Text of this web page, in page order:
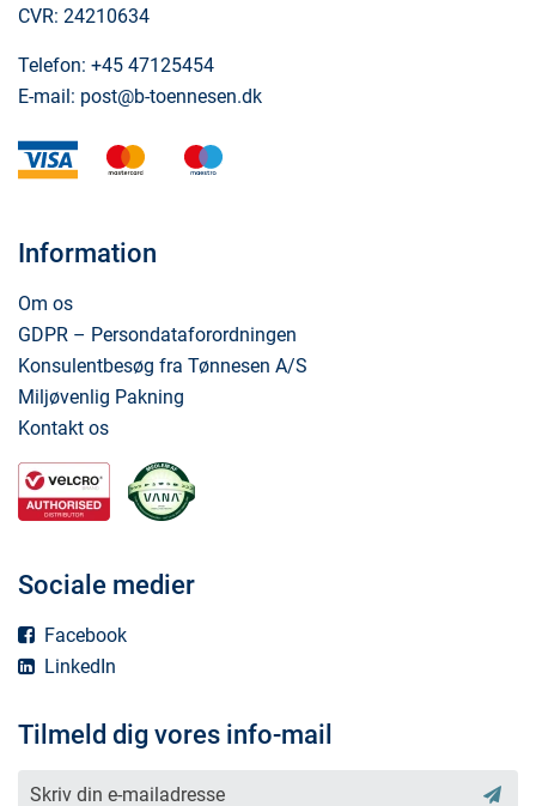
CVR: 24210634
Telefon: +45 47125454
E-mail: post@b-toennesen.dk
visa mastercard
Information
Om os
GDPR – Persondataforordningen
Konsulentbesøg fra Tønnesen A/S
Miljøvenlig Pakning
Kontakt os
Sociale medier
Facebook
LinkedIn
Tilmeld dig vores info-mail